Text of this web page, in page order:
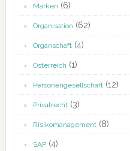
Marken (6)
Organisation (62)
Organschaft(4)
Österreich (1)
Personengesellschaft(12)
Privatrecht(3)
Risikomanagement(8)
SAP(4)